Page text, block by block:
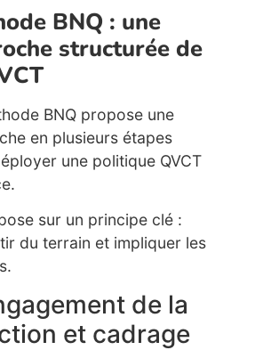
BNQ : une
structurée de
BNQ propose une
en plusieurs étapes
une politique QVCT
sur un principe clé :
du terrain et impliquer les
de la
et cadrage